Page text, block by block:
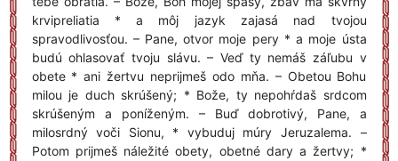
krvipreliatia * a môj jazyk zajasá nad tvojou
spravodlivosťou. – Pane, otvor moje pery * a moje ústa
budú ohlasovať tvoju slávu. – Veď ty nemáš záľubu v
obete * ani žertvu neprijmeš odo mňa. – Obetou Bohu
milou je duch skrúšený; * Bože, ty nepohŕdaš srdcom
skrúšeným a poníženým. – Buď dobrotivý, Pane, a
milosrdný voči Sionu, * vybuduj múry Jeruzalema. –
Potom prijmeš náležité obety, obetné dary a žertvy; *